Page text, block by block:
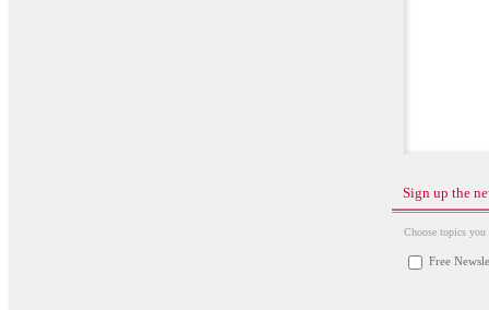
Sign up the
Choose topics you
Free